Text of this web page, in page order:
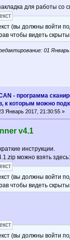
для работы со
(вы должны войти
чтобы видеть
01
- программа
к которым можно
Январь 2017, 21:30:55 »
v4.1
инструкции.
можно взять здесь:
(вы должны войти
чтобы видеть
(вы должны войти